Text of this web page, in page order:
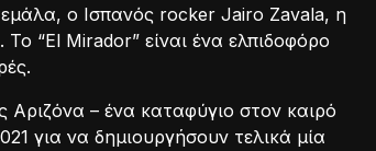
ο Ισπανός rocker Jairo Zavala, η
“El Mirador” είναι ένα ελπιδοφόρο
– ένα καταφύγιο στον καιρό
για να δημιουργήσουν τελικά μία